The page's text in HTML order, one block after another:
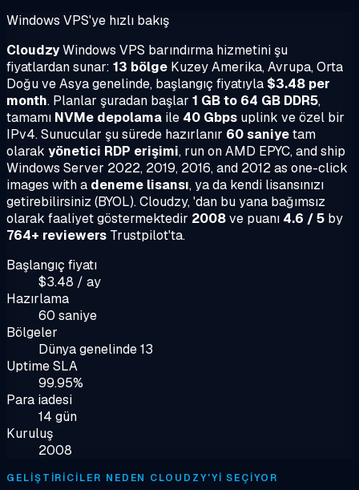
Windows VPS'ye hızlı bakış
CloudzyWindows VPS barındırma hizmetini şu
fiyatlardan sunar: 13 bölge Kuzey Amerika, Avrupa, Orta
Doğu ve Asya genelinde, başlangıç fiyatıyla $3.48 per
month. Planlar şuradan başlar 1 GB to 64 GB DDR5,
tamamı NVMe depolama ile 40 Gbps uplink ve özel bir
IPv4. Sunucular şu sürede hazırlanır 60 saniyetam
olarak yönetici RDP erişimi, run on AMD EPYC, and ship
Windows Server 2022, 2019, 2016, and 2012 as one-click
images with a deneme lisansı, ya da kendi lisansınızı
getirebilirsiniz (BYOL). Cloudzy, 'dan bu yana bağımsız
olarak faaliyet göstermektedir 2008ve puanı 4.6 / 5 by
764+ reviewers Trustpilot'ta.
Başlangıç fiyatı
$3.48 / ay
Hazırlama
60 saniye
Bölgeler
Dünya genelinde 13
Uptime SLA
99.95%
Para iadesi
14 gün
Kuruluş
2008
GELIŞTIRICILER NEDEN CLOUDZY'YI SEÇIYOR